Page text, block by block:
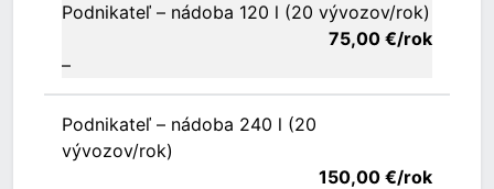
Podnikateľ – nádoba 120 l (20 vývozov/rok)
75,00 €/rok
–
Podnikateľ – nádoba 240 l (20
vývozov/rok)
150,00 €/rok